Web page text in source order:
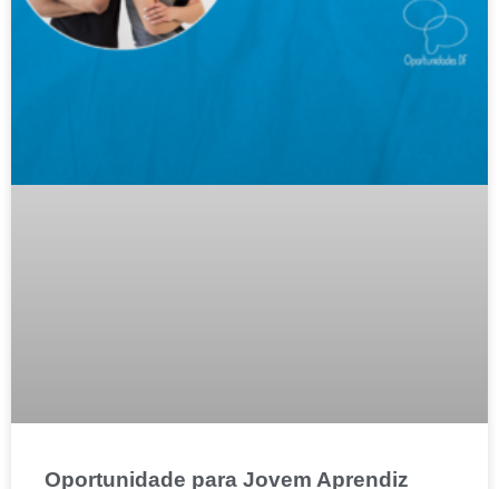
Oportunidade para Jovem Aprendiz